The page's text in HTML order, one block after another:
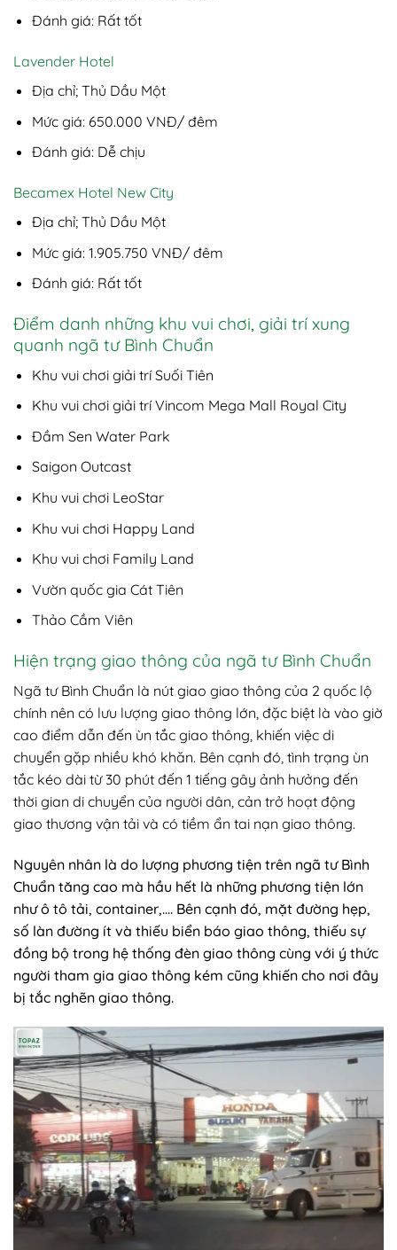
Đánh giá: Rất tốt
Lavender Hotel
Địa chỉ; Thủ Dầu Một
Mức giá: 650.000 VNĐ/ đêm
Đánh giá: Dễ chịu
Becamex Hotel New City
Địa chỉ; Thủ Dầu Một
Mức giá: 1.905.750 VNĐ/ đêm
Đánh giá: Rất tốt
Điểm danh những khu vui chơi, giải trí xung
quanh ngã tư Bình Chuẩn
Khu vui chơi giải trí Suối Tiên
Khu vui chơi giải trí Vincom Mega Mall Royal City
Đầm Sen Water Park
Saigon Outcast
Khu vui chơi LeoStar
Khu vui chơi Happy Land
Khu vui chơi Family Land
Vườn quốc gia Cát Tiên
Thảo Cầm Viên
Hiện trạng giao thông của ngã tư Bình Chuẩn
Ngã tư Bình Chuẩn là nút giao giao thông của 2 quốc lộ
chính nên có lưu lượng giao thông lớn, đặc biệt là vào giờ
cao điểm dẫn đến ùn tắc giao thông, khiến việc di
chuyển gặp nhiều khó khăn. Bên cạnh đó, tình trạng ùn
tắc kéo dài từ 30 phút đến 1 tiếng gây ảnh hưởng đến
thời gian di chuyển của người dân, cản trở hoạt động
giao thương vận tải và có tiềm ẩn tai nạn giao thông.
Nguyên nhân là do lượng phương tiện trên ngã tư Bình
Chuẩn tăng cao mà hầu hết là những phương tiện lớn
như ô tô tải, container,…. Bên cạnh đó, mặt đường hẹp,
số làn đường ít và thiếu biển báo giao thông, thiếu sự
đồng bộ trong hệ thống đèn giao thông cùng với ý thức
người tham gia giao thông kém cũng khiến cho nơi đây
bị tắc nghẽn giao thông.